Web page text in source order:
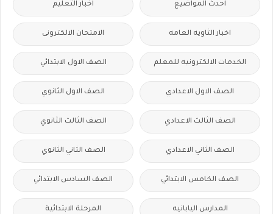
احدث المواضيع اخبار التعليم
اخبار الثاويه العامه الامتحان الالكترونى
الخدمات الالكترونيه للمعلم الصف الاول الابتدائي
الصف الاول الاعدادي الصف الاول الثانوي
الصف الثالث الاعدادي الصف الثالث الثانوي
الصف الثاني الاعدادي الصف الثاني الثانوي
الصف الخامس الابتدائي الصف السادس الابتدائي
المدارس اليابانيه المرحلة الابتدائية